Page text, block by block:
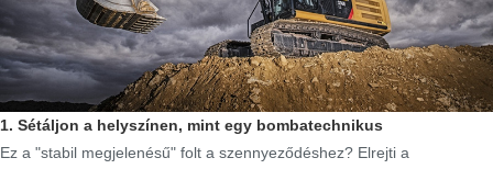
1. Sétáljon a helyszínen, mint egy bombatechnikus
Ez a "stabil megjelenésű" folt a szennyeződéshez? Elrejti a